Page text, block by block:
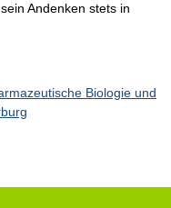
Andenken stets in
Biologie und